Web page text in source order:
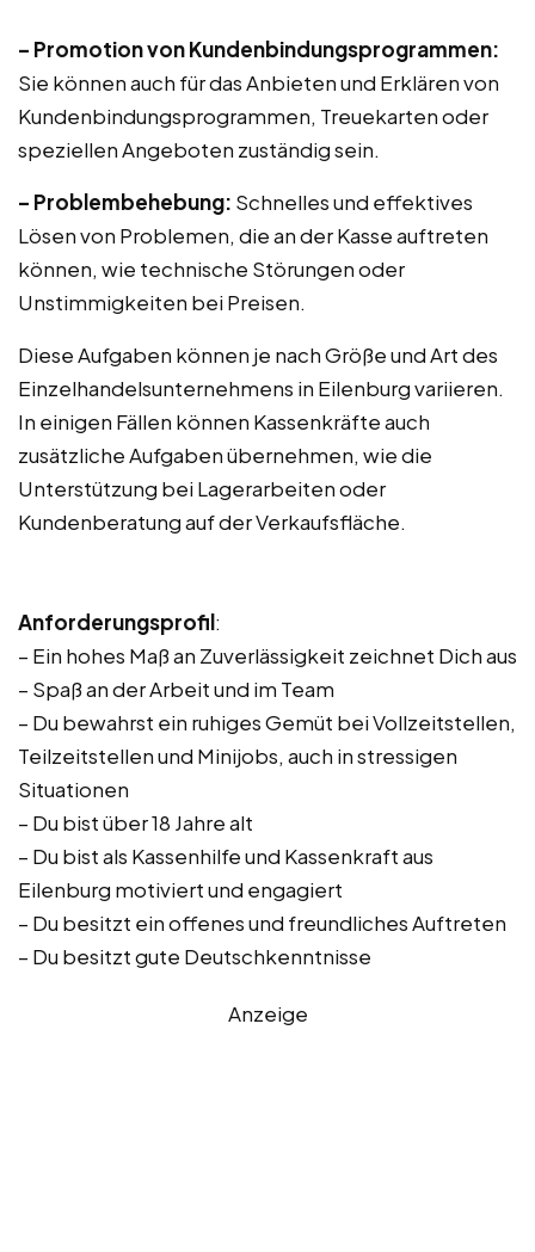
– Promotion von Kundenbindungsprogrammen:
Sie können auch für das Anbieten und Erklären von
Kundenbindungsprogrammen, Treuekarten oder
speziellen Angeboten zuständig sein.
– Problembehebung: Schnelles und effektives
Lösen von Problemen, die an der Kasse auftreten
können, wie technische Störungen oder
Unstimmigkeiten bei Preisen.
Diese Aufgaben können je nach Größe und Art des
Einzelhandelsunternehmens in Eilenburg variieren.
In einigen Fällen können Kassenkräfte auch
zusätzliche Aufgaben übernehmen, wie die
Unterstützung bei Lagerarbeiten oder
Kundenberatung auf der Verkaufsfläche.
Anforderungsprofil:
– Ein hohes Maß an Zuverlässigkeit zeichnet Dich aus
– Spaß an der Arbeit und im Team
– Du bewahrst ein ruhiges Gemüt bei Vollzeitstellen,
Teilzeitstellen und Minijobs, auch in stressigen
Situationen
– Du bist über 18 Jahre alt
– Du bist als Kassenhilfe und Kassenkraft aus
Eilenburg motiviert und engagiert
– Du besitzt ein offenes und freundliches Auftreten
– Du besitzt gute Deutschkenntnisse
Anzeige